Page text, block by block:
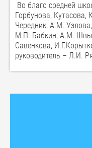
Во благо средней
Горбунова,
Чередник, А.М.
М.П. Бабкин, А.М.
Савенкова,
руководитель – Л.И.